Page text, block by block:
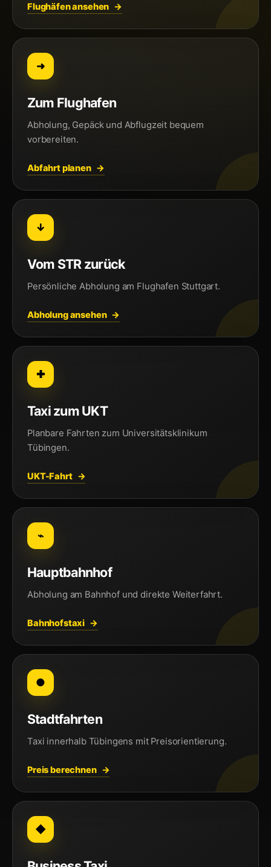
Flughäfen ansehen
➜
Zum Flughafen
Abholung, Gepäck und Abflugzeit bequem
vorbereiten.
Abfahrt planen
↓
Vom STR zurück
Persönliche Abholung am Flughafen Stuttgart.
Abholung ansehen
✚
Taxi zum UKT
Planbare Fahrten zum Universitätsklinikum
Tübingen.
UKT-Fahrt
⌁
Hauptbahnhof
Abholung am Bahnhof und direkte Weiterfahrt.
Bahnhofstaxi
●
Stadtfahrten
Taxi innerhalb Tübingens mit Preisorientierung.
Preis berechnen
◆